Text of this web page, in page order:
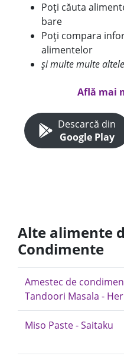
Poți căuta
bare
Poți compara
alimentelor
și multe multe
Află mai
Descarcă din
Google Play
Alte alimente
Condimente
Amestec de
Tandoori Masala -
Miso Paste - Saitaku